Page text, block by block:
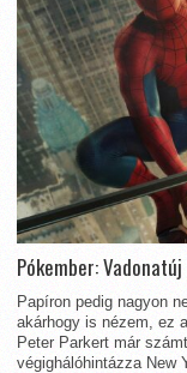
Pókember:
Papíron pedig nagyon
akárhogy is nézem, ez
Peter Parkert már
végighálóhintázza New